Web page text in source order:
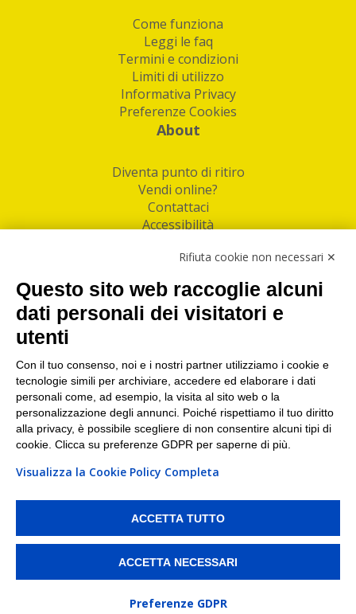
Come funziona
Leggi le faq
Termini e condizioni
Limiti di utilizzo
Informativa Privacy
Preferenze Cookies
About
Diventa punto di ritiro
Vendi online?
Contattaci
Accessibilità
Facebook
Linkedin
I nostri punti di ritiro e spedizione pacchi nelle
maggiori città italiane
Torino|Milano|Roma|Bologna|Firenze| Genova
Napoli|Varese
PI/CF/N°Iscr.: 10821360012 | REA: RM 1494760 | Cap.Soc.: 50.000€ |
Whistleblowing|Privacy |Preferenze Cookies
ritirare i tuoi acquisti online e spedire i tuoi pacchi.
Rifiuta cookie non necessari ✕
Questo sito web raccoglie alcuni
dati personali dei visitatori e
utenti
Con il tuo consenso, noi e i nostri partner utilizziamo i cookie e
tecnologie simili per archiviare, accedere ed elaborare i dati
personali come, ad esempio, la visita al sito web o la
personalizzazione degli annunci. Poiché rispettiamo il tuo diritto
alla privacy, è possibile scegliere di non consentire alcuni tipi di
cookie. Clicca su preferenze GDPR per saperne di più.
Visualizza la Cookie Policy Completa
ACCETTA TUTTO
ACCETTA NECESSARI
Preferenze GDPR